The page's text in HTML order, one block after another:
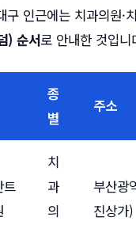
구 인근에는 치과의원
) 순서로 안내한 것입니
종
별
주소
트
치
과
의
부산광
진상가)